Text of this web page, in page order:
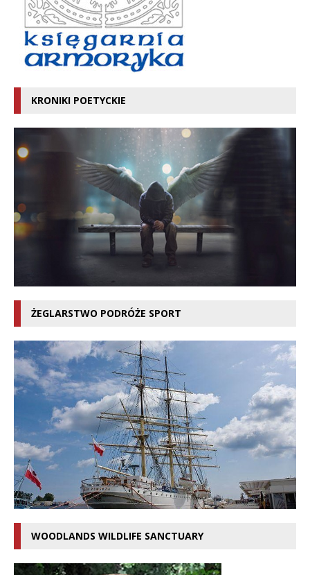
KRONIKI POETYCKIE
ŻEGLARSTWO PODRÓŻE SPORT
WOODLANDS WILDLIFE SANCTUARY